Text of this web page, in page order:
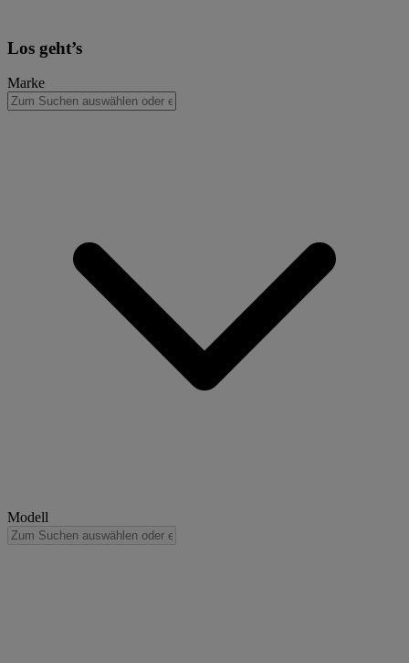
Los geht’s
Marke
Modell